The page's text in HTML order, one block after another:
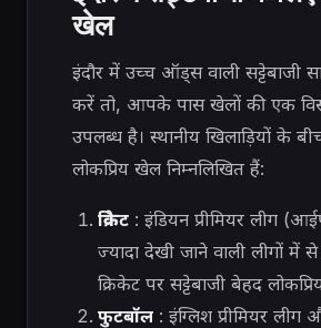
खेल
इंदौर में उच्च ऑड्स वाली सट्टेबाजी
करें तो, आपके पास खेलों की एक
उपलब्ध है। स्थानीय खिलाड़ियों के
लोकप्रिय खेल निम्नलिखित हैं:
क्रिकेट: इंडियन प्रीमियर लीग
ज्यादा देखी जाने वाली लीगों में
क्रिकेट पर सट्टेबाजी बेहद
फुटबॉल: इंग्लिश प्रीमियर लीग